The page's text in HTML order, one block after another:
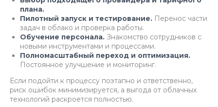
плана.
Пилотный запуск и тестирование. Перенос части
задач в облако и проверка работы.
Обучение персонала. Знакомство сотрудников с
новыми инструментами и процессами.
Полномасштабный переход и оптимизация.
Постоянное улучшение и мониторинг.
Если подойти к процессу поэтапно и ответственно,
риск ошибок минимизируется, а выгода от облачных
технологий раскроется полностью.